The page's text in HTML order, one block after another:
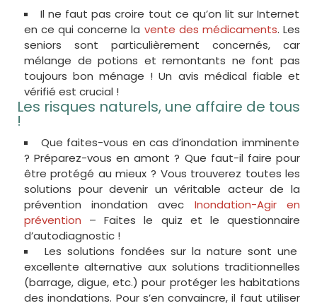
Il ne faut pas croire tout ce qu’on lit sur Internet
en ce qui concerne la vente des médicaments. Les
seniors sont particulièrement concernés, car
mélange de potions et remontants ne font pas
toujours bon ménage ! Un avis médical fiable et
vérifié est crucial !
Les risques naturels, une affaire de tous
!
Que faites-vous en cas d’inondation imminente
? Préparez-vous en amont ? Que faut-il faire pour
être protégé au mieux ? Vous trouverez toutes les
solutions pour devenir un véritable acteur de la
prévention inondation avec Inondation-Agir en
prévention – Faites le quiz et le questionnaire
d’autodiagnostic !
Les solutions fondées sur la nature sont une
excellente alternative aux solutions traditionnelles
(barrage, digue, etc.) pour protéger les habitations
des inondations. Pour s’en convaincre, il faut utiliser